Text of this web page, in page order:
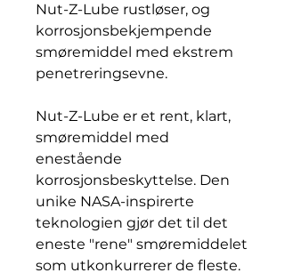
Nut-Z-Lube rustløser, og
korrosjonsbekjempende
smøremiddel med ekstrem
penetreringsevne.
Nut-Z-Lube er et rent, klart,
smøremiddel med
enestående
korrosjonsbeskyttelse. Den
unike NASA-inspirerte
teknologien gjør det til det
eneste "rene" smøremiddelet
som utkonkurrerer de fleste.